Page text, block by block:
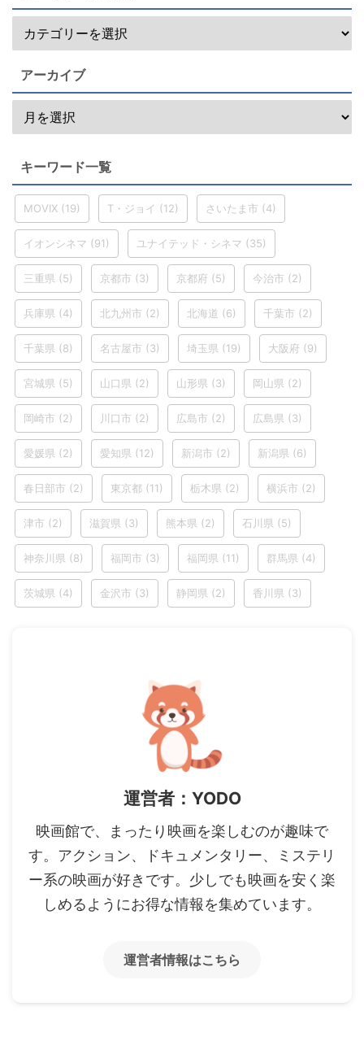
アーカイブ
キーワード一覧
MOVIX (19) T・ジョイ (12) さいたま市 (4)
イオンシネマ (91) ユナイテッド・シネマ (35)
三重県 (5) 京都市 (3) 京都府 (5) 今治市 (2)
兵庫県 (4) 北九州市 (2) 北海道 (6) 千葉市 (2)
千葉県 (8) 名古屋市 (3) 埼玉県 (19) 大阪府 (9)
宮城県 (5) 山口県 (2) 山形県 (3) 岡山県 (2)
岡崎市 (2) 川口市 (2) 広島市 (2) 広島県 (3)
愛媛県 (2) 愛知県 (12) 新潟市 (2) 新潟県 (6)
春日部市 (2) 東京都 (11) 栃木県 (2) 横浜市 (2)
津市 (2) 滋賀県 (3) 熊本県 (2) 石川県 (5)
神奈川県 (8) 福岡市 (3) 福岡県 (11) 群馬県 (4)
茨城県 (4) 金沢市 (3) 静岡県 (2) 香川県 (3)
運営者：YODO
映画館で、まったり映画を楽しむのが趣味で
す。アクション、ドキュメンタリー、ミステリ
ー系の映画が好きです。少しでも映画を安く楽
しめるようにお得な情報を集めています。
運営者情報はこちら